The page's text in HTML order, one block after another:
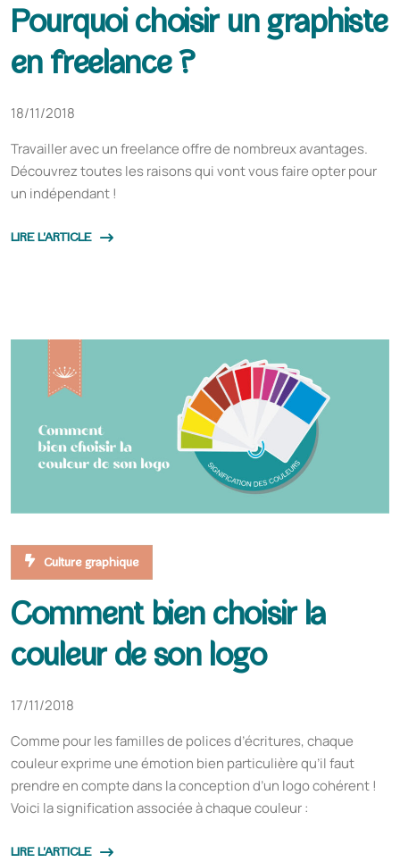
Pourquoi choisir un graphiste
en freelance ?
18/11/2018
Travailler avec un freelance offre de nombreux avantages.
Découvrez toutes les raisons qui vont vous faire opter pour
un indépendant !
LIRE L'ARTICLE
Culture graphique
Comment bien choisir la
couleur de son logo
17/11/2018
Comme pour les familles de polices d’écritures, chaque
couleur exprime une émotion bien particulière qu’il faut
prendre en compte dans la conception d’un logo cohérent !
Voici la signification associée à chaque couleur :
LIRE L'ARTICLE